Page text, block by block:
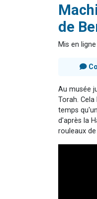
de
Mis en
Au musée
Torah.
temps
d'après la
rouleaux